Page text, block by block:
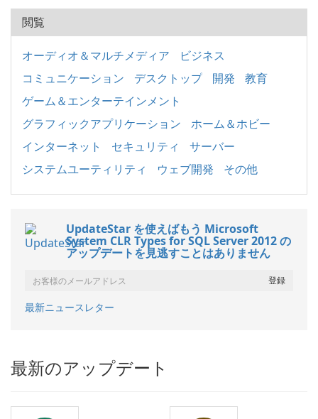
閲覧
オーディオ＆マルチメディア
ビジネス
コミュニケーション
デスクトップ 開発
教育
ゲーム＆エンターテインメント
グラフィックアプリケーション
ホーム＆ホビー
インターネット
セキュリティ
サーバー
システムユーティリティ
ウェブ開発 その他
UpdateStar を使えばもう Microsoft
System CLR Types for SQL Server 2012 の
アップデートを見逃すことはありません
最新ニュースレター
最新のアップデート